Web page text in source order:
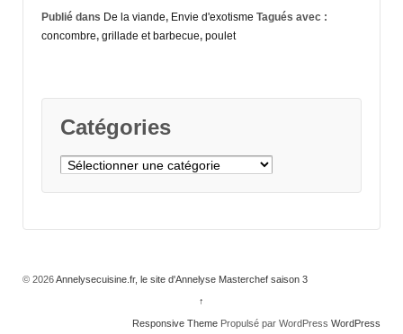
Publié dans De la viande, Envie d'exotisme Tagués avec :
concombre, grillade et barbecue, poulet
Catégories
Catégories
© 2026Annelysecuisine.fr, le site d'Annelyse Masterchef saison 3
↑
Responsive Theme Propulsé par WordPress WordPress